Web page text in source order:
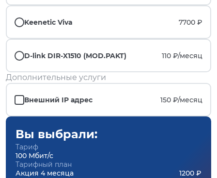
Keenetic Viva 7700 ₽
D-link DIR-X1510 (MOD.PAKT) 110 ₽/месяц
Дополнительные услуги
Внешний IP адрес 150 ₽/месяц
Вы выбрали:
Тариф
100 Мбит/с
Тарифный план
Акция 4 месяца
1200 ₽